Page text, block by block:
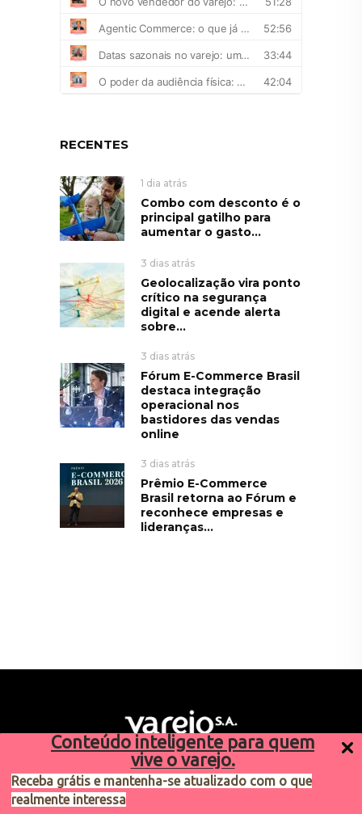
Conteúdo inteligente para quem
vive o varejo.
Receba grátis e mantenha-se atualizado com o que
realmente interessa
RECENTES
1 dia atrás
Combo com desconto é o
principal gatilho para
aumentar o gasto...
3 dias atrás
Geolocalização vira ponto
crítico na segurança
digital e acende alerta
sobre...
3 dias atrás
Fórum E-Commerce Brasil
destaca integração
operacional nos
bastidores das vendas
online
3 dias atrás
Prêmio E-Commerce
Brasil retorna ao Fórum e
reconhece empresas e
lideranças...
Sugestões de pauta